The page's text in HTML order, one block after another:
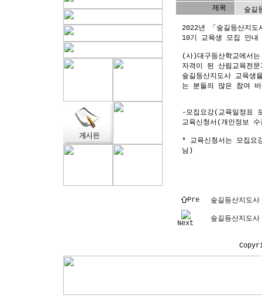
제목
숲길
2022년 「숲길등산지도
10기 교육생 모집 안내
(사)대구등산학교에서
자격이 된 산림교육전
숲길등산지도사 교육
는 분들의 많은 참여
-모집요강(교육일정표
교육신청서(개인정보
* 교육신청서는 모집요
님)
Pre 숲길등산지도
Next
숲길등산지도